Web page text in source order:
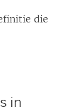
die
in